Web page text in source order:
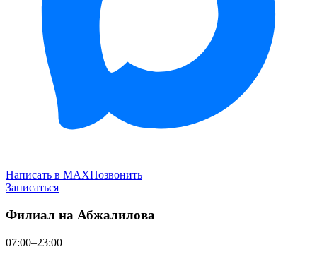
Написать в MAXПозвонить
Записаться
Филиал на Абжалилова
07:00–23:00